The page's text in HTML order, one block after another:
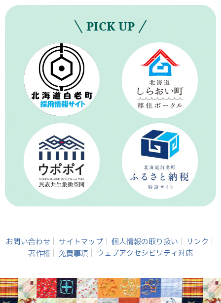
PICK UP
お問い合わせ サイトマップ 個人情報の取り扱い
リンク
著作権
免責事項 ウェブアクセシビリティ対応